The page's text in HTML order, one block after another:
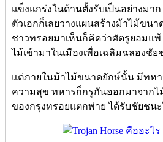
แข็งแกร่งในด้านตั้งรับเป็นอย่างมา
ตัวเอกก็เลยวางแผนสร้างม้าไม้ขน
ชาวทรอยมาเห็นก็คิดว่าศัตรูยอมแ
ไม้เข้ามาในเมืองเพื่อเฉลิมฉลองชัย
แต่ภายในม้าไม้ขนาดยักษ์นั้น มีทหา
ความสุข ทหารก็กรูกันออกมาจากไ
ของกรุงทรอยแตกพ่าย ได้รับชัยชน